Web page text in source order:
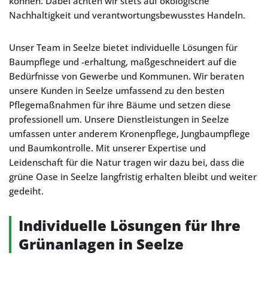
Nachhaltigkeit und verantwortungsbewusstes Handeln.
Unser Team in Seelze bietet individuelle Lösungen für
Baumpflege und -erhaltung, maßgeschneidert auf die
Bedürfnisse von Gewerbe und Kommunen. Wir beraten
unsere Kunden in Seelze umfassend zu den besten
Pflegemaßnahmen für ihre Bäume und setzen diese
professionell um. Unsere Dienstleistungen in Seelze
umfassen unter anderem Kronenpflege, Jungbaumpflege
und Baumkontrolle. Mit unserer Expertise und
Leidenschaft für die Natur tragen wir dazu bei, dass die
grüne Oase in Seelze langfristig erhalten bleibt und weiter
gedeiht.
Individuelle Lösungen für Ihre
Grünanlagen in Seelze